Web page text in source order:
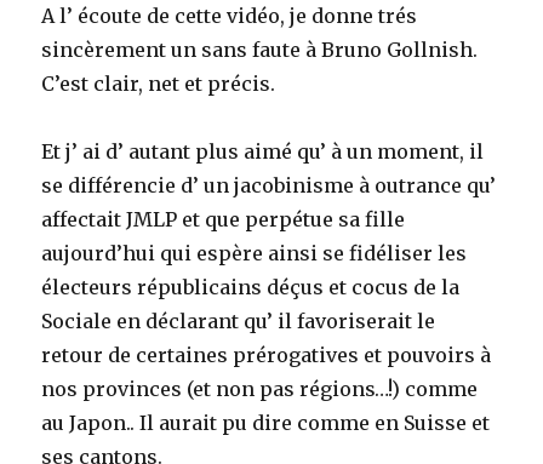
A l’ écoute de cette vidéo, je donne trés
sincèrement un sans faute à Bruno Gollnish.
C’est clair, net et précis.
Et j’ ai d’ autant plus aimé qu’ à un moment, il
se différencie d’ un jacobinisme à outrance qu’
affectait JMLP et que perpétue sa fille
aujourd’hui qui espère ainsi se fidéliser les
électeurs républicains déçus et cocus de la
Sociale en déclarant qu’ il favoriserait le
retour de certaines prérogatives et pouvoirs à
nos provinces (et non pas régions…!) comme
au Japon.. Il aurait pu dire comme en Suisse et
ses cantons.